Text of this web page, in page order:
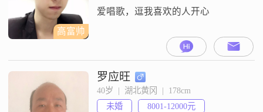
方式解决问题##300
高富帅
爱唱歌，逗我喜欢的人开心
罗应旺
40岁  |  湖北黄冈  |  178cm
未婚
8001-12000元